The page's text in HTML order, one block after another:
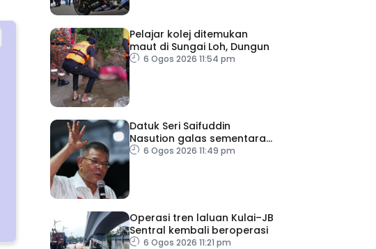
Pelajar kolej ditemukan
maut di Sungai Loh, Dungun
6 Ogos 2026 11:54 pm
Datuk Seri Saifuddin
Nasution galas sementara
tugas Timbalan Presiden
6 Ogos 2026 11:49 pm
Operasi tren laluan Kulai–JB
Sentral kembali beroperasi
6 Ogos 2026 11:21 pm